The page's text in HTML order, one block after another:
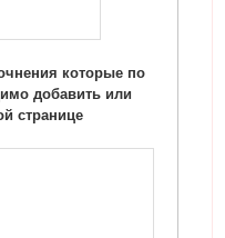
которые по
добавить или
странице